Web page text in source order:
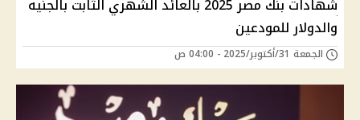
شهادات بنك مصر 2025 بالعائد الشهري الثابت بالجنيه
والدولار للمودعين
الجمعة 31/أكتوبر/2025 - 04:00 ص